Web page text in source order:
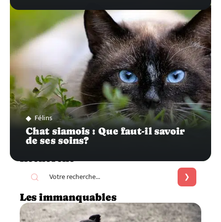
Félins
Chat siamois : Que faut-il savoir
de ses soins?
Recherche
Les immanquables